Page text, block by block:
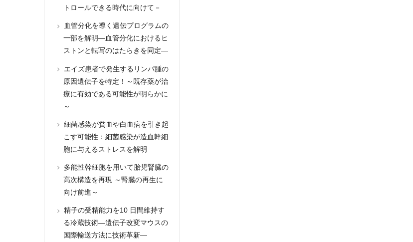
トロールできる時代に向けて－
血管分化を導く遺伝プログラムの
一部を解明―血管分化におけるヒ
ストンと転写のはたらきを同定―
エイズ患者で発生するリンパ腫の
原因遺伝子を特定！～既存薬が治
療に有効である可能性が明らかに
～
細菌感染が貧血や白血病を引き起
こす可能性：細菌感染が造血幹細
胞に与えるストレスを解明
多能性幹細胞を用いて胎児腎臓の
高次構造を再現 ～腎臓の再生に
向け前進～
精子の受精能力を10 日間維持す
る冷蔵技術―遺伝子改変マウスの
国際輸送方法に技術革新―